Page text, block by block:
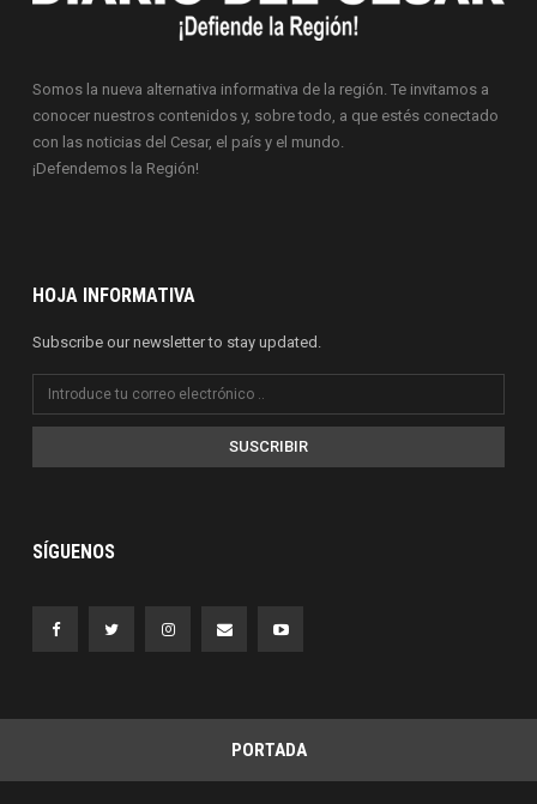
Somos la nueva alternativa informativa de la región. Te invitamos a
conocer nuestros contenidos y, sobre todo, a que estés conectado
con las noticias del Cesar, el país y el mundo.
¡Defendemos la Región!
HOJA INFORMATIVA
Subscribe our newsletter to stay updated.
SUSCRIBIR
SÍGUENOS
PORTADA